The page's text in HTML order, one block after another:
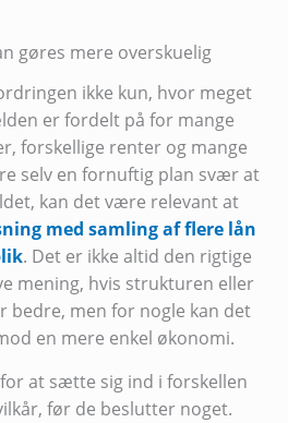
gøres mere overskuelig
ikke kun, hvor meget
er fordelt på for mange
forskellige renter og mange
selv en fornuftig plan svær at
kan det være relevant at
med samling af flere lån
. Det er ikke altid den rigtige
mening, hvis strukturen eller
bedre, men for nogle kan det
en mere enkel økonomi.
at sætte sig ind i forskellen
før de beslutter noget.